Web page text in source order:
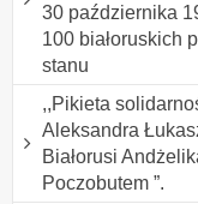
30 października
100 białoruskich
stanu
,,Pikieta
Aleksandra
Białorusi
Poczobutem ”.